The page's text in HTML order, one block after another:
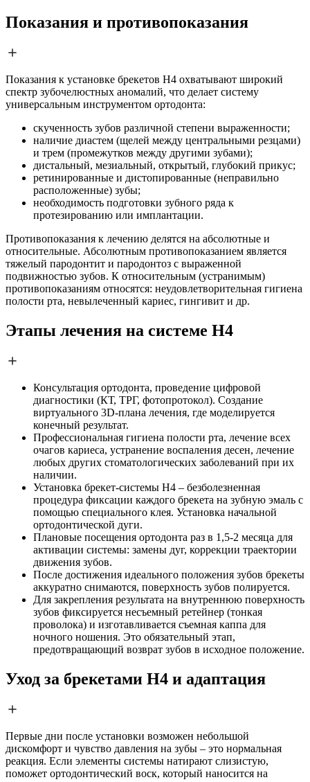
Показания и противопоказания
Показания к установке брекетов H4 охватывают широкий
спектр зубочелюстных аномалий, что делает систему
универсальным инструментом ортодонта:
скученность зубов различной степени выраженности;
наличие диастем (щелей между центральными резцами)
и трем (промежутков между другими зубами);
дистальный, мезиальный, открытый, глубокий прикус;
ретинированные и дистопированные (неправильно
расположенные) зубы;
необходимость подготовки зубного ряда к
протезированию или имплантации.
Противопоказания к лечению делятся на абсолютные и
относительные. Абсолютным противопоказанием является
тяжелый пародонтит и пародонтоз с выраженной
подвижностью зубов. К относительным (устранимым)
противопоказаниям относятся: неудовлетворительная гигиена
полости рта, невылеченный кариес, гингивит и др.
Этапы лечения на системе H4
Консультация ортодонта, проведение цифровой
диагностики (КТ, ТРГ, фотопротокол). Создание
виртуального 3D-плана лечения, где моделируется
конечный результат.
Профессиональная гигиена полости рта, лечение всех
очагов кариеса, устранение воспаления десен, лечение
любых других стоматологических заболеваний при их
наличии.
Установка брекет-системы H4 – безболезненная
процедура фиксации каждого брекета на зубную эмаль с
помощью специального клея. Установка начальной
ортодонтической дуги.
Плановые посещения ортодонта раз в 1,5-2 месяца для
активации системы: замены дуг, коррекции траектории
движения зубов.
После достижения идеального положения зубов брекеты
аккуратно снимаются, поверхность зубов полируется.
Для закрепления результата на внутреннюю поверхность
зубов фиксируется несъемный ретейнер (тонкая
проволока) и изготавливается съемная каппа для
ночного ношения. Это обязательный этап,
предотвращающий возврат зубов в исходное положение.
Уход за брекетами H4 и адаптация
Первые дни после установки возможен небольшой
дискомфорт и чувство давления на зубы – это нормальная
реакция. Если элементы системы натирают слизистую,
поможет ортодонтический воск, который наносится на